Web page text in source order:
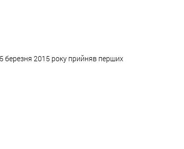
5 березня 2015 року прийняв перших